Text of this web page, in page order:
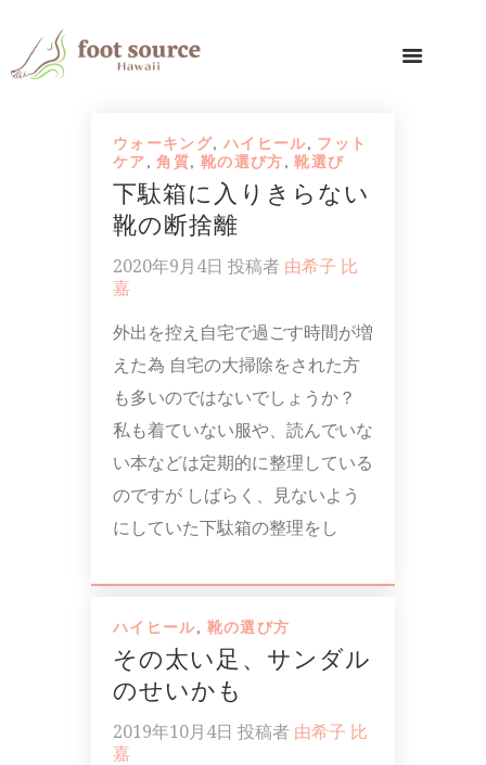
ウォーキング, ハイヒール, フット
ケア,角質, 靴の選び方,靴選び
下駄箱に入りきらない
靴の断捨離
2020年9月4日 投稿者 由希子 比
嘉
外出を控え自宅で過ごす時間が増
えた為 自宅の大掃除をされた方
も多いのではないでしょうか？
私も着ていない服や、読んでいな
い本などは定期的に整理している
のですが しばらく、見ないよう
にしていた下駄箱の整理をし
ハイヒール, 靴の選び方
その太い足、サンダル
のせいかも
2019年10月4日 投稿者 由希子 比
嘉